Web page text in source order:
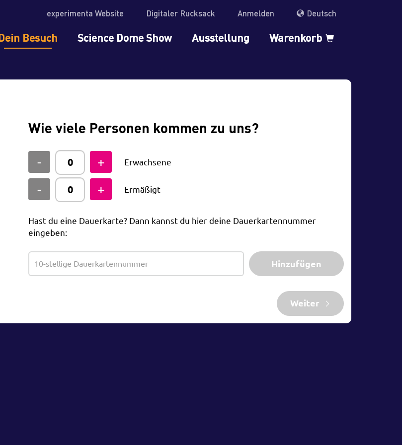
experimenta Website Digitaler Rucksack Anmelden Deutsch
Dein Besuch Science Dome Show Ausstellung Warenkorb
Wie viele Personen kommen zu uns?
Erwachsene
Ermäßigt
Hast du eine Dauerkarte? Dann kannst du hier deine Dauerkartennummer
eingeben:
Hinzufügen
Weiter